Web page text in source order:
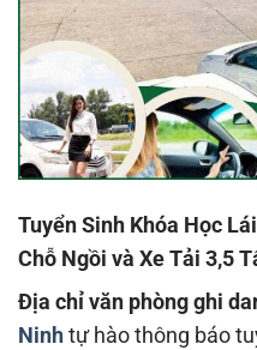
Tuyển Sinh Khóa Học
Chỗ Ngồi và Xe Tải 3,5
Địa chỉ văn phòng ghi
Ninh tự hào thông báo